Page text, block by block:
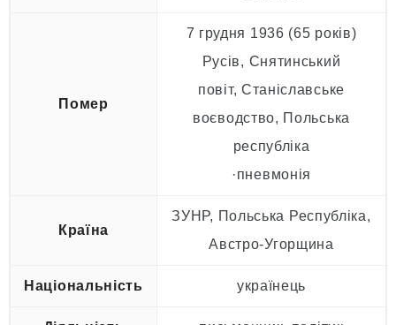
Помер
7 грудня 1936 (65 років)
Русів, Снятинський
повіт, Станіславське
воєводство, Польська
республіка
·пневмонія
Країна
ЗУНР, Польська Республіка,
Австро-Угорщина
Національність українець